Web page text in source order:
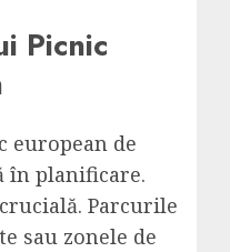
Picnic
european de
în planificare.
Parcurile
sau zonele de